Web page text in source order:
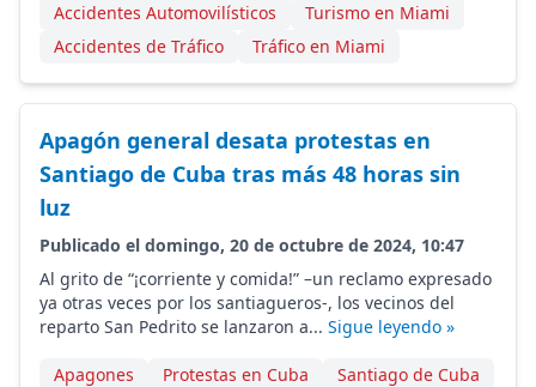
Accidentes Automovilísticos
Turismo en Miami
Accidentes de Tráfico
Tráfico en Miami
Apagón general desata protestas en
Santiago de Cuba tras más 48 horas sin
luz
Publicado el domingo, 20 de octubre de 2024, 10:47
Al grito de “¡corriente y comida!” –un reclamo expresado
ya otras veces por los santiagueros-, los vecinos del
reparto San Pedrito se lanzaron a... Sigue leyendo »
Apagones Protestas en Cuba
Santiago de Cuba